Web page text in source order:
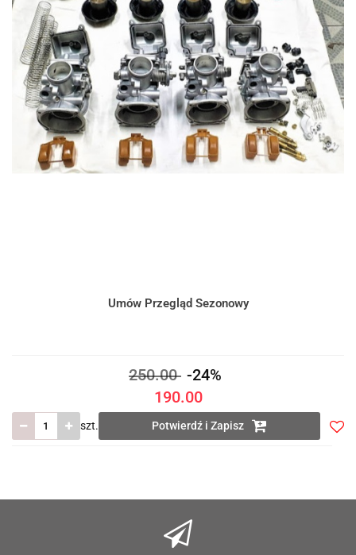
Umów Przegląd Sezonowy
250.00 -24%
190.00
szt. Potwierdź i Zapisz